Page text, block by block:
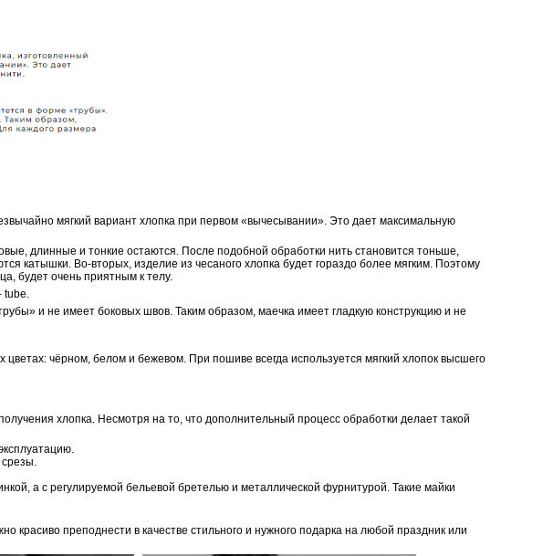
мягкий вариант хлопка при первом «вычесывании». Это дает максимальную
длинные и тонкие остаются. После подобной обработки нить становится тоньше,
катышки. Во-вторых, изделие из чесаного хлопка будет гораздо более мягким. Поэтому
будет очень приятным к телу.
tube.
и не имеет боковых швов. Таким образом, маечка имеет гладкую конструкцию и не
чёрном, белом и бежевом. При пошиве всегда используется мягкий хлопок высшего
хлопка. Несмотря на то, что дополнительный процесс обработки делает такой
а с регулируемой бельевой бретелью и металлической фурнитурой. Такие майки
преподнести в качестве стильного и нужного подарка на любой праздник или